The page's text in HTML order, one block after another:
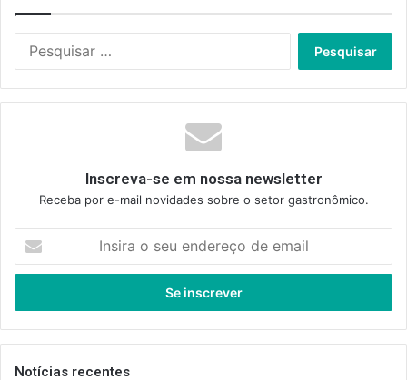
Inscreva-se em nossa newsletter
Receba por e-mail novidades sobre o setor gastronômico.
seu
de
email
Notícias recentes